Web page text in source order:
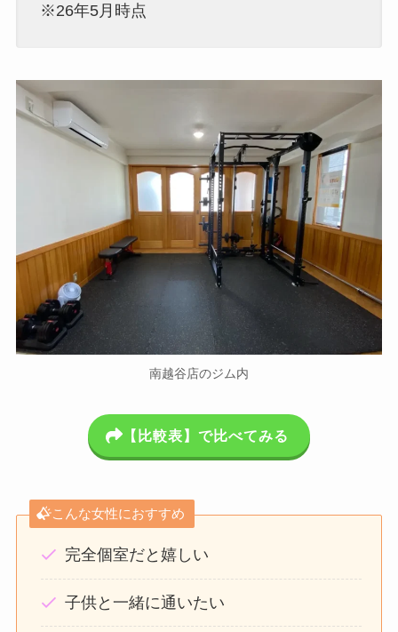
※26年5月時点
南越谷店のジム内
【比較表】で比べてみる
こんな女性におすすめ
完全個室だと嬉しい
子供と一緒に通いたい